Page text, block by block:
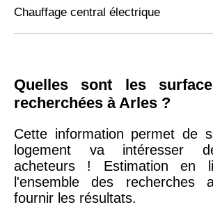
Chauffage central électrique
Quelles sont les
recherchées à Arles ?
Cette information permet de
logement va intéresser
acheteurs ! Estimation en
l'ensemble des recherches
fournir les résultats.